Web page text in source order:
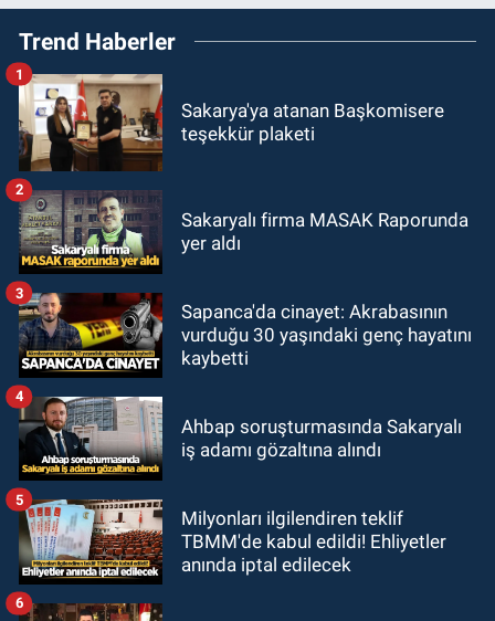
Trend Haberler
Sakarya'ya atanan Başkomisere
teşekkür plaketi
1
Sakaryalı firma MASAK Raporunda
yer aldı
2
Sapanca'da cinayet: Akrabasının
vurduğu 30 yaşındaki genç hayatını
kaybetti
3
Ahbap soruşturmasında Sakaryalı
iş adamı gözaltına alındı
4
Milyonları ilgilendiren teklif
TBMM'de kabul edildi! Ehliyetler
anında iptal edilecek
5
6